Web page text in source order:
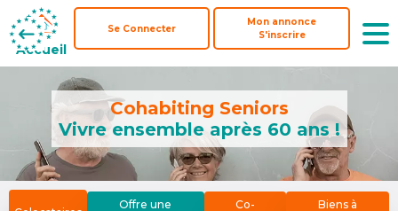
Accueil
Se Connecter
Mon annonce
S'inscrire
Accueil
Se Connecter
Mon annonce
S'inscrire
Cohabiting Seniors
Vivre ensemble après 60 ans !
Offre une
Co-
Biens à